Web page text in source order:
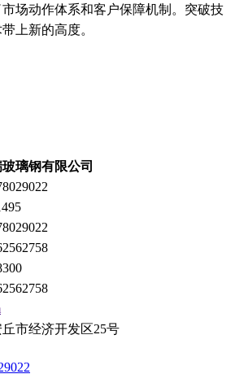
场动作体系和客户保障机制。突破技
上新的高度。
璃钢有限公司
市经济开发区25号